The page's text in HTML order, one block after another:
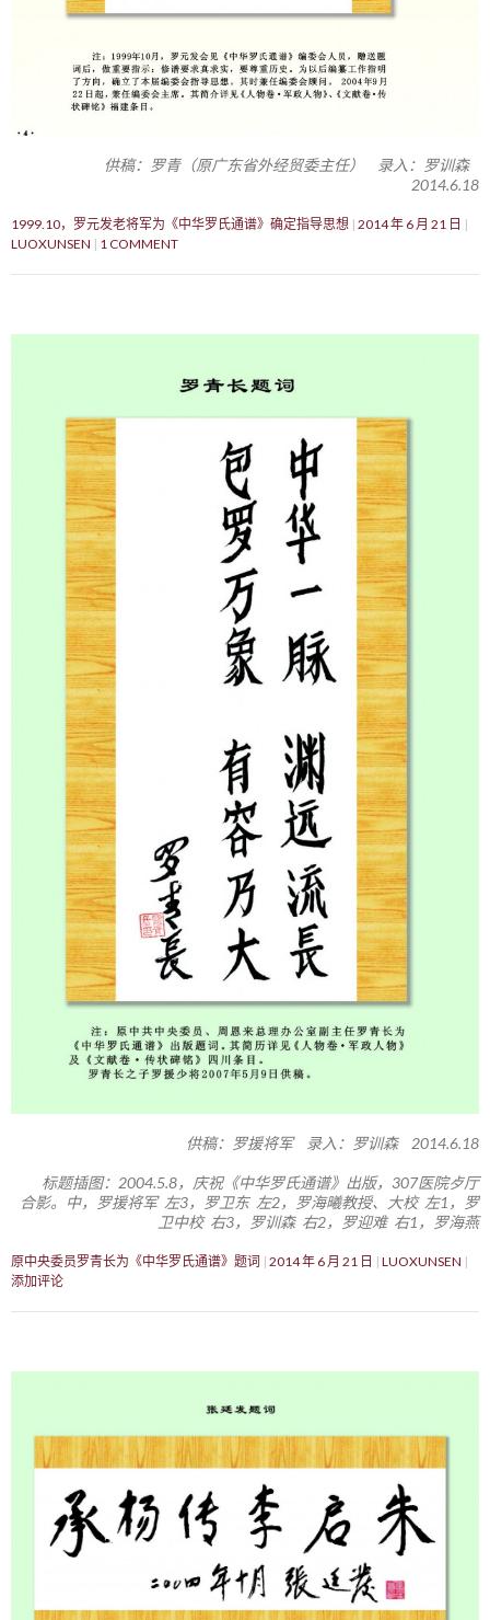
供稿：罗青（原广东省外经贸委主任） 录入：罗训森
2014.6.18
1999.10，罗元发老将军为《中华罗氏通谱》确定指导思想 2014 年 6 月 21 日
LUOXUNSEN
1 COMMENT
供稿：罗援将军 录入：罗训森 2014.6.18
标题插图：2004.5.8，庆祝《中华罗氏通谱》出版，307医院歺厅
合影。中，罗援将军 左3，罗卫东 左2，罗海曦教授、大校 左1，罗
卫中校 右3，罗训森 右2，罗迎难 右1，罗海燕
原中央委员罗青长为《中华罗氏通谱》题词 2014 年 6 月 21 日
LUOXUNSEN
添加评论